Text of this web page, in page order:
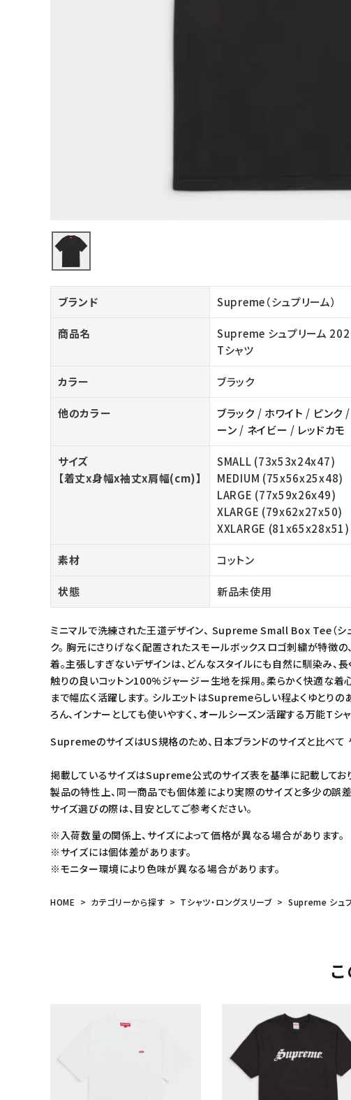
search
シーズンから探す 価
パンツ・ショーツ
COLLABORATION BRAND
CONTENTS
ACCOUNT MENU
ログイン person
ブランド Supreme（シュプリーム）
商品名
Supreme シュプリーム
Tシャツ
カラー ブラック
他のカラー ブラック / ホワイト / ピンク /
ーン / ネイビー / レッドカモ
サイズ
【着丈x身幅x袖丈x肩幅(cm)】
SMALL (73x53x24x47)
MEDIUM (75x56x25x48)
LARGE (77x59x26x49)
XLARGE (79x62x27x50)
XXLARGE (81x65x28x51)
素材 コットン
状態 新品未使用
ミニマルで洗練された王道デザイン、 Supreme Small Box Tee（シ
ク。 胸元にさりげなく配置されたスモールボックスロゴ刺繍が特徴
着。主張しすぎないデザインは、どんなスタイルにも自然に馴染み、
触りの良いコットン100%ジャージー生地を採用。柔らかく快適な着
まで幅広く活躍します。 シルエットはSupremeらしい程よくゆとりの
ろん、インナーとしても使いやすく、オールシーズン活躍する万能Tシャ
SupremeのサイズはUS規格のため、日本ブランドのサイズと比べて
掲載しているサイズはSupreme公式のサイズ表を基準に記載しており
製品の特性上、同一商品でも個体差により実際のサイズと多少の誤
サイズ選びの際は、目安としてご参考ください。
※入荷数量の関係上、サイズによって価格が異なる場合があります。
※サイズには個体差があります。
※モニター環境により色味が異なる場合があります。
HOME カテゴリーから探す Tシャツ・ロングスリーブ Supreme シュ